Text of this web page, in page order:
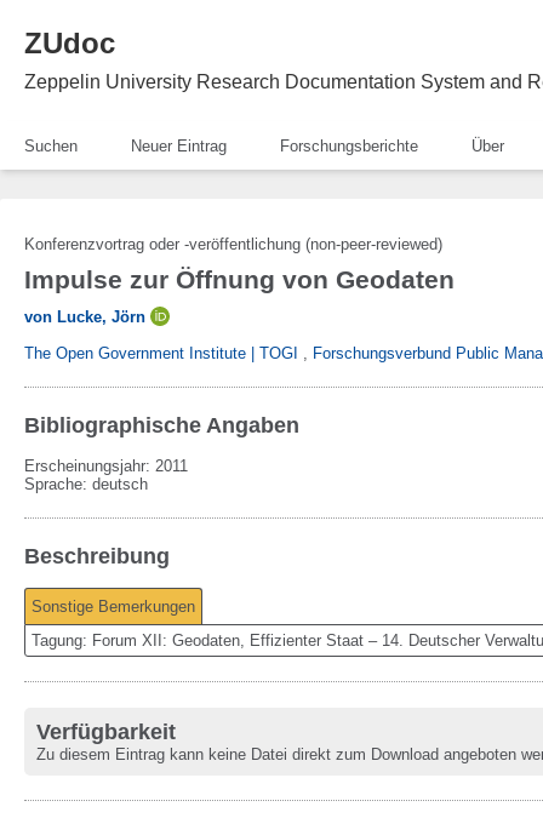
ZUdoc
Zeppelin University Research Documentation System and
Suchen Neuer Eintrag Forschungsberichte Über
Konferenzvortrag oder -veröffentlichung (non-peer-reviewed)
Impulse zur Öffnung von Geodaten
von Lucke, Jörn
The Open Government Institute | TOGI , Forschungsverbund Public
Bibliographische Angaben
Erscheinungsjahr: 2011
Sprache: deutsch
Beschreibung
Sonstige Bemerkungen
Tagung: Forum XII: Geodaten, Effizienter Staat – 14. Deutscher
Verfügbarkeit
Zu diesem Eintrag kann keine Datei direkt zum Download angeboten